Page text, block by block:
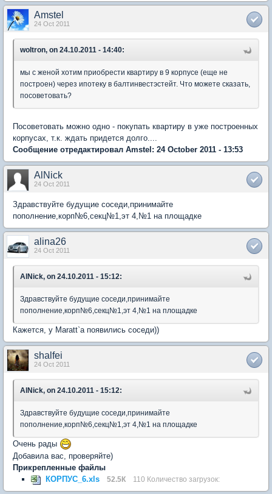
Amstel
24 Oct 2011
woltron, on 24.10.2011 - 14:40:
мы с женой хотим приобрести квартиру в 9 корпусе (еще не
построен) через ипотеку в балтинвестэстейт. Что можете сказать,
посоветовать?
Посоветовать можно одно - покупать квартиру в уже построенных
корпусах, т.к. ждать придется долго....
Сообщение отредактировал Amstel: 24 October 2011 - 13:53
AlNick
24 Oct 2011
Здравствуйте будущие соседи,принимайте
пополнение,корп№6,секц№1,эт 4,№1 на площадке
alina26
24 Oct 2011
AlNick, on 24.10.2011 - 15:12:
Здравствуйте будущие соседи,принимайте
пополнение,корп№6,секц№1,эт 4,№1 на площадке
Кажется, у Maratt`a появились соседи))
shalfei
24 Oct 2011
AlNick, on 24.10.2011 - 15:12:
Здравствуйте будущие соседи,принимайте
пополнение,корп№6,секц№1,эт 4,№1 на площадке
Очень рады
Добавила вас, проверяйте)
Прикрепленные файлы
КОРПУС_6.xls
52.5К 110 Количество загрузок: